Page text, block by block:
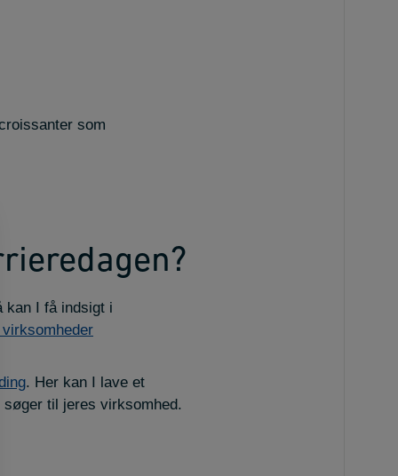
som
kan I få indsigt i
. Her kan I lave et
til jeres virksomhed.